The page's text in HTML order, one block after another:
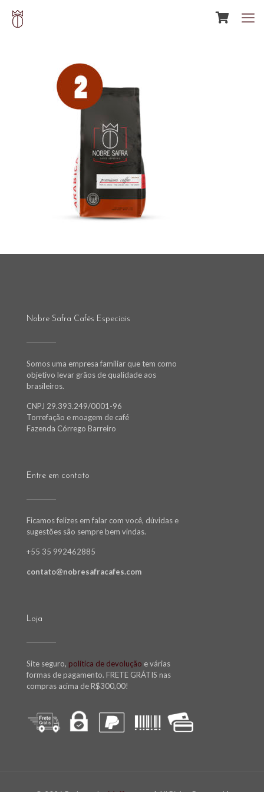
Nobre Safra Cafés Especiais
Somos uma empresa familiar que tem como
objetivo levar grãos de qualidade aos
brasileiros.
CNPJ 29.393.249/0001-96
Torrefação e moagem de café
Fazenda Córrego Barreiro
Entre em contato
Ficamos felizes em falar com você, dúvidas e
sugestões são sempre bem vindas.
+55 35 992462885
contato@nobresafracafes.com
Loja
Site seguro, política de devolução e várias
formas de pagamento. FRETE GRÁTIS nas
compras acima de R$300,00!